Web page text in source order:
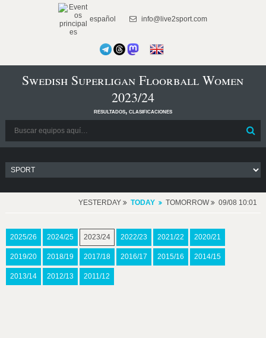
español info@live2sport.com
Swedish Superligan Floorball Women
2023/24
resultados, clasificaciones
YESTERDAY TODAY TOMORROW 09/08 10:01
2025/26 2024/25 2023/24 2022/23 2021/22 2020/21
2019/20 2018/19 2017/18 2016/17 2015/16 2014/15
2013/14 2012/13 2011/12